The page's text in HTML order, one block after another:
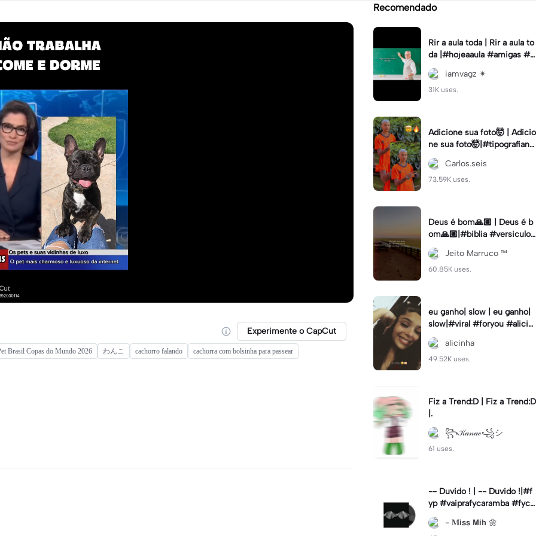
Experimente o CapCut
Brasil Copas do Mundo 2026 わんこ cachorro falando cachorra com bolsinha para passear
Recomendado
Rir a aula toda | Rir a aula to
da |#hojeaaula #amigas #tr
endtikitok #melhoresamiga
s
iamvagz ✴︎
31K uses.
Adicione sua foto🤯 | Adicio
ne sua foto🤯|#tipografiano
va #status #tipografia
Carlos.seis
73.59K uses.
Deus é bom🙏🏼 | Deus é b
om🙏🏼|#biblia #versiculo
#cristao #agro #tipografia
#fy #fypJeito Marruco ™️
60.85K uses.
eu ganho| slow | eu ganho|
slow|#viral #foryou #alicin
ha #cameralenta #slow
alicinha
49.52K uses.
Fiz a Trend:D | Fiz a Trend:D
|.
꧂𝒦𝒶𝓃𝒶ℯ꧁シ
61 uses.
-- Duvido ! | -- Duvido !|#f
yp #vaiprafycaramba #fyca
pcut #viral
- 𝐌𝗶𝘀𝘀 𝗠𝗶𝗵 🌼